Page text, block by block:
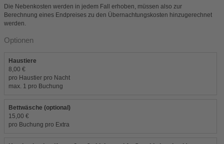
Die Nebenkosten werden in jedem Fall erhoben, müssen also zur
Berechnung eines Endpreises zu den Übernachtungskosten hinzugerechnet
werden.
Optionen
Haustiere
8,00 €
pro Haustier pro Nacht
max. 1 pro Buchung
Bettwäsche (optional)
15,00 €
pro Buchung pro Extra